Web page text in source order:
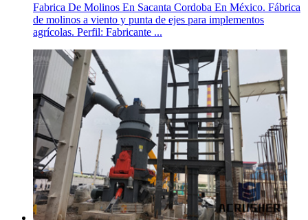
Fabrica De Molinos En Sacanta Cordoba En México. Fábrica
de molinos a viento y punta de ejes para implementos
agrícolas. Perfil: Fabricante ...